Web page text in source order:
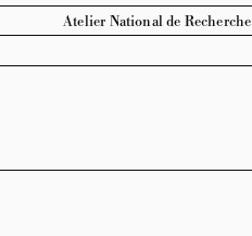
Atelier National de Recherche